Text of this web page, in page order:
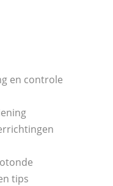
en controle
tips